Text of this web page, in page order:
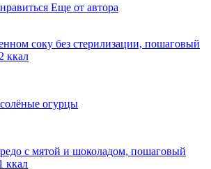
Еще от автора
соку без стерилизации, пошаговый
ккал
огурцы
с мятой и шоколадом, пошаговый
ккал